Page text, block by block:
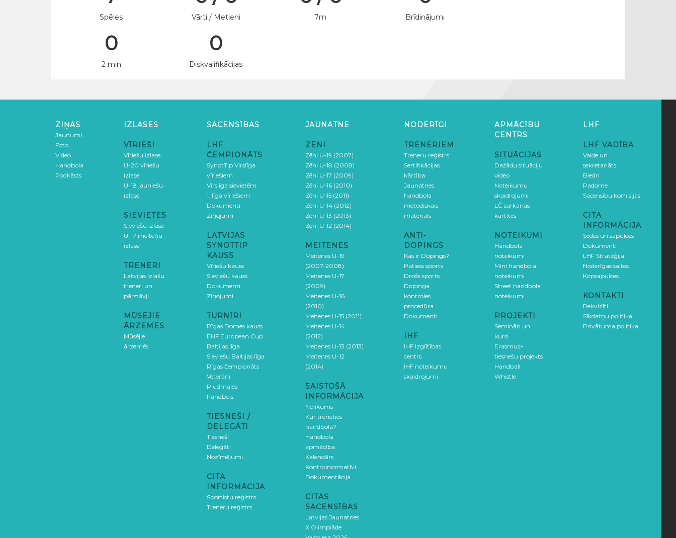
Spēles Vārti / Metieni 7m Brīdinājumi
0
2 min
0
Diskvalifikācijas
ZIŅAS
Jaunumi
Foto
Video
Handbola
Podkāsts
IZLASES
VĪRIEŠI
Vīriešu izlase
U-20 vīriešu
izlase
U-18 jauniešu
izlase
SIEVIETES
Sieviešu izlase
U-17 meiteņu
izlase
TRENERI
Latvijas izlašu
treneri un
pārstāvji
MŪSĒJIE
ĀRZEMĒS
Mūsējie
ārzemēs
SACENSĪBAS
LHF
ČEMPIONĀTS
SynotTip Virslīga
vīriešiem
Virslīga sievietēm
1. līga vīriešiem
Dokumenti
Ziņojumi
LATVIJAS
SYNOTTIP
KAUSS
Vīriešu kauss
Sieviešu kauss
Dokumenti
Ziņojumi
TURNĪRI
Rīgas Domes kauss
EHF European Cup
Baltijas līga
Sieviešu Baltijas līga
Rīgas čempionāts
Veterāni
Pludmales
handbols
TIESNEŠI /
DELEGĀTI
Tiesneši
Delegāti
Nozīmējumi
CITA
INFORMĀCIJA
Sportistu reģistrs
Treneru reģistrs
JAUNATNE
ZĒNI
Zēni U-19 (2007)
Zēni U-18 (2008)
Zēni U-17 (2009)
Zēni U-16 (2010)
Zēni U-15 (2011)
Zēni U-14 (2012)
Zēni U-13 (2013)
Zēni U-12 (2014)
MEITENES
Meitenes U-19
(2007-2008)
Meitenes U-17
(2009)
Meitenes U-16
(2010)
Meitenes U-15 (2011)
Meitenes U-14
(2012)
Meitenes U-13 (2013)
Meitenes U-12
(2014)
SAISTOŠĀ
INFORMĀCIJA
Nolikums
Kur trenēties
handbolā?
Handbola
apmācība
Kalendārs
Kontrolnormatīvi
Dokumentācija
CITAS
SACENSĪBAS
Latvijas Jaunatnes
X Olimpiāde
NODERĪGI
TRENERIEM
Treneru reģistrs
Sertifikācijas
kārtība
Jaunatnes
handbola
metodiskais
materiāls
ANTI-
DOPINGS
Kas ir Dopings?
Patiess sports
Drošs sports
Dopinga
kontroles
procedūra
Dokumenti
IHF
IHF Izglītības
centrs
IHF noteikumu
skaidrojumi
APMĀCĪBU
CENTRS
SITUĀCIJAS
Dažādu situāciju
video
Noteikumu
skaidrojumi
LČ sarkanās
kartītes
NOTEIKUMI
Handbola
noteikumi
Mini handbola
noteikumi
Street handbola
noteikumi
PROJEKTI
Semināri un
kursi
Erasmus+
tiesnešu projekts
Handball
Whistle
LHF
LHF VADĪBA
Valde un
sekretariāts
Biedri
Padome
Sacensību komisijas
CITA
INFORMĀCIJA
Sēdes un sapulces
Dokumenti
LHF Stratēģija
Noderīgas saites
Kopsapulces
KONTAKTI
Rekvizīti
Sīkdatņu politika
Privātuma politika